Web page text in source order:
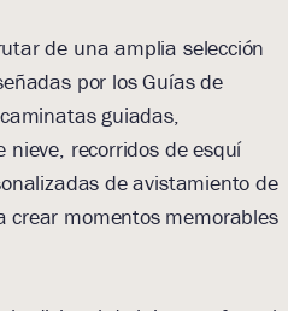
de una amplia selección
por los Guías de
guiadas,
nieve, recorridos de esquí
de avistamiento de
momentos memorables